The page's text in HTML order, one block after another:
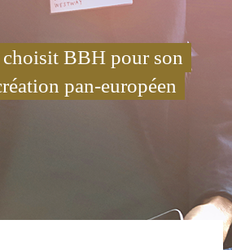
BBH pour son
pan-européen